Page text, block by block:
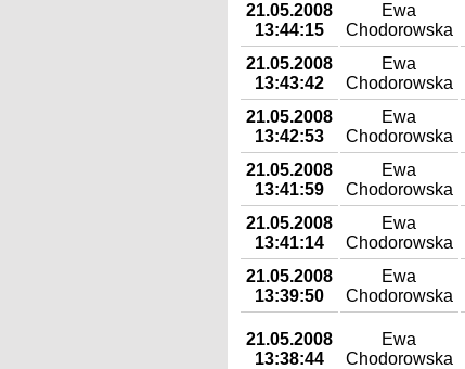
21.05.2008
13:44:15
Ewa
Chodorowska
21.05.2008
13:43:42
Ewa
Chodorowska
21.05.2008
13:42:53
Ewa
Chodorowska
21.05.2008
13:41:59
Ewa
Chodorowska
21.05.2008
13:41:14
Ewa
Chodorowska
21.05.2008
13:39:50
Ewa
Chodorowska
21.05.2008
13:38:44
Ewa
Chodorowska